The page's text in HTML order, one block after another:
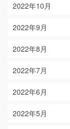
2022年10月
2022年9月
2022年8月
2022年7月
2022年6月
2022年5月